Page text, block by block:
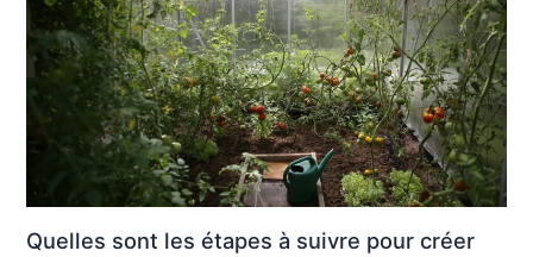
Quelles sont les étapes à suivre pour créer